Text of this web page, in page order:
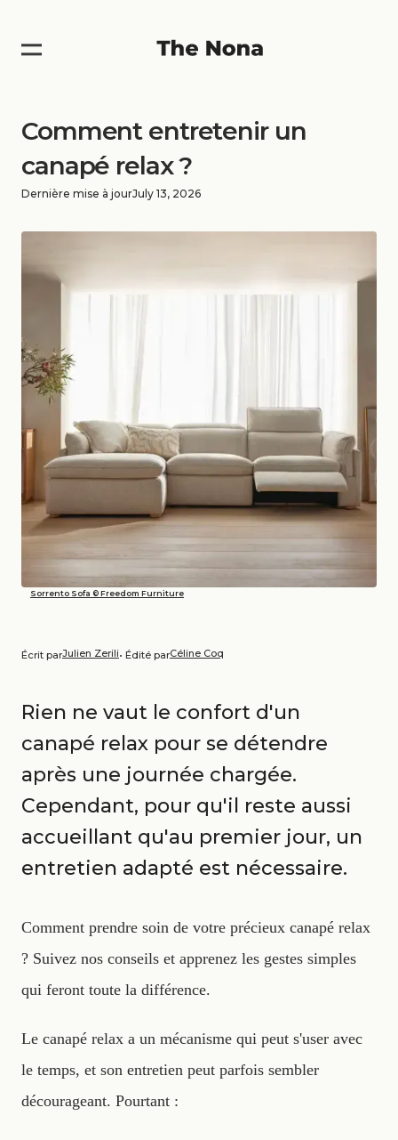
Comment entretenir un
canapé relax ?
Dernière mise à jourJuly 13, 2026
Sorrento Sofa © Freedom Furniture
Écrit parJulien Zerili• Édité parCéline Coq
Rien ne vaut le confort d'un
canapé relax pour se détendre
après une journée chargée.
Cependant, pour qu'il reste aussi
accueillant qu'au premier jour, un
entretien adapté est nécessaire.
Comment prendre soin de votre précieux canapé relax
? Suivez nos conseils et apprenez les gestes simples
qui feront toute la différence.
Le canapé relax a un mécanisme qui peut s'user avec
le temps, et son entretien peut parfois sembler
décourageant. Pourtant :